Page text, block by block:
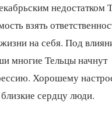
недостатком
взять
на себя. Под
многие Тельцы начнут
Хорошему
сердцу люди.